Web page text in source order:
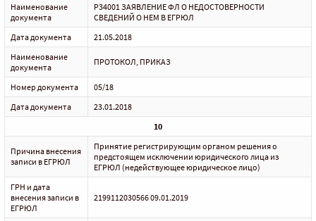
Наименование
документа
Р34001 ЗАЯВЛЕНИЕ ФЛ О НЕДОСТОВЕРНОСТИ
СВЕДЕНИЙ О НЕМ В ЕГРЮЛ
Дата документа
21.05.2018
Наименование
документа
ПРОТОКОЛ, ПРИКАЗ
Номер документа
05/18
Дата документа
23.01.2018
10
Причина внесения
записи в ЕГРЮЛ
Принятие регистрирующим органом решения о
предстоящем исключении юридического лица из
ЕГРЮЛ (недействующее юридическое лицо)
ГРН и дата
внесения записи в
ЕГРЮЛ
2199112030566 09.01.2019